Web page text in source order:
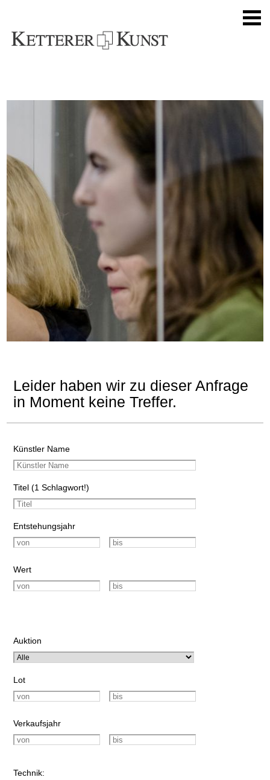
Leider haben wir zu dieser Anfrage
in Moment keine Treffer.
Künstler Name
Titel (1 Schlagwort!)
Entstehungsjahr
Wert
Auktion
Lot
Verkaufsjahr
Technik: